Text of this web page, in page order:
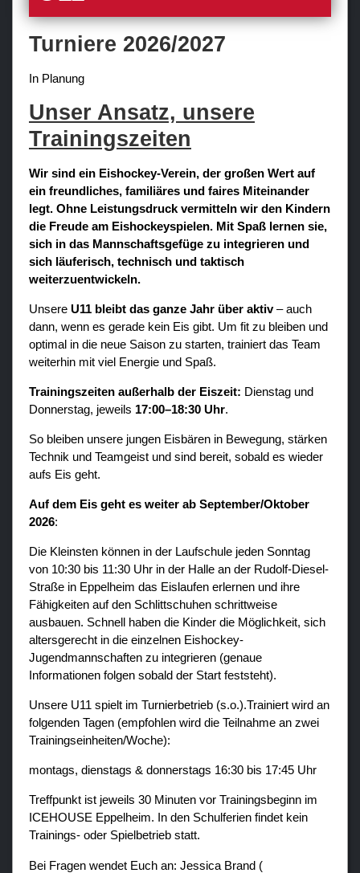
Fanzone
Turniere 2026/2027
In Planung
Unser Ansatz, unsere
Trainingszeiten
Wir sind ein Eishockey-Verein, der großen Wert auf
ein freundliches, familiäres und faires Miteinander
legt. Ohne Leistungsdruck vermitteln wir den Kindern
die Freude am Eishockeyspielen. Mit Spaß lernen sie,
sich in das Mannschaftsgefüge zu integrieren und
sich läuferisch, technisch und taktisch
weiterzuentwickeln.
Unsere U11 bleibt das ganze Jahr über aktiv– auch
dann, wenn es gerade kein Eis gibt. Um fit zu bleiben und
optimal in die neue Saison zu starten, trainiert das Team
weiterhin mit viel Energie und Spaß.
Trainingszeiten außerhalb der Eiszeit: Dienstag und
Donnerstag, jeweils 17:00–18:30 Uhr.
So bleiben unsere jungen Eisbären in Bewegung, stärken
Technik und Teamgeist und sind bereit, sobald es wieder
aufs Eis geht.
Auf dem Eis geht es weiter ab September/Oktober
2026:
Die Kleinsten können in der Laufschule jeden Sonntag
von 10:30 bis 11:30 Uhr in der Halle an der Rudolf-Diesel-
Straße in Eppelheim das Eislaufen erlernen und ihre
Fähigkeiten auf den Schlittschuhen schrittweise
ausbauen. Schnell haben die Kinder die Möglichkeit, sich
altersgerecht in die einzelnen Eishockey-
Jugendmannschaften zu integrieren (genaue
Informationen folgen sobald der Start feststeht).
Unsere U11 spielt im Turnierbetrieb (s.o.).Trainiert wird an
folgenden Tagen (empfohlen wird die Teilnahme an zwei
Trainingseinheiten/Woche):
montags, dienstags & donnerstags 16:30 bis 17:45 Uhr
Treffpunkt ist jeweils 30 Minuten vor Trainingsbeginn im
ICEHOUSE Eppelheim. In den Schulferien findet kein
Trainings- oder Spielbetrieb statt.
Bei Fragen wendet Euch an: Jessica Brand (